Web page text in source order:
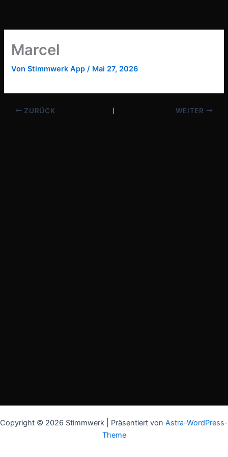
springen
Marcel
VonStimmwerk App/ Mai 27, 2026
ZURÜCK WEITER
Copyright © 2026 Stimmwerk | Präsentiert von Astra-WordPress-
Theme